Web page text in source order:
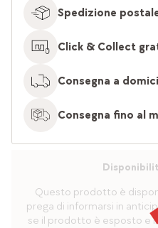
Spedizione
Click & Collect
Consegna a
Consegna fino al
Questo prodotto è
prega di informarsi in
se il prodotto è esposto e